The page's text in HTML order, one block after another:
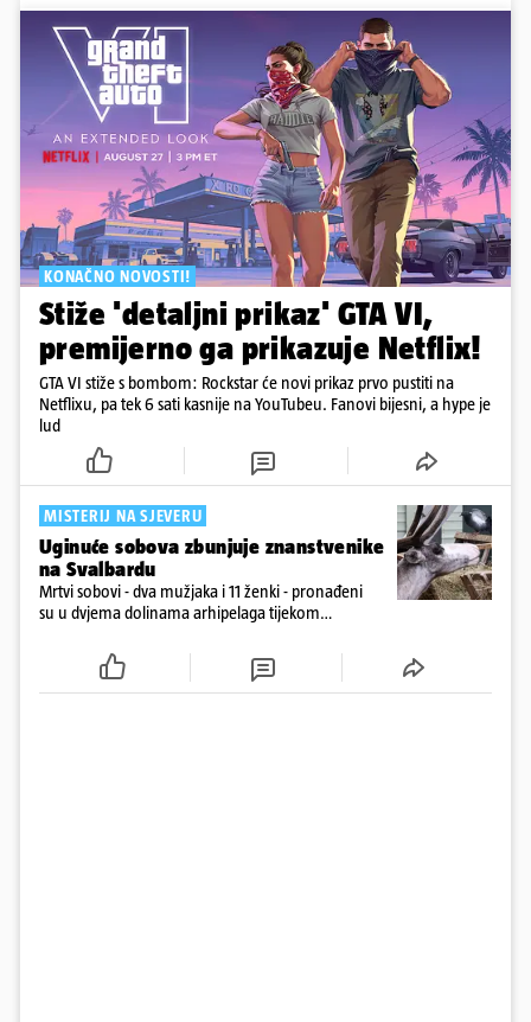
KONAČNO NOVOSTI!
Stiže 'detaljni prikaz' GTA VI,
premijerno ga prikazuje Netflix!
GTA VI stiže s bombom: Rockstar će novi prikaz prvo pustiti na
Netflixu, pa tek 6 sati kasnije na YouTubeu. Fanovi bijesni, a hype je
lud
MISTERIJ NA SJEVERU
Uginuće sobova zbunjuje znanstvenike
na Svalbardu
Mrtvi sobovi - dva mužjaka i 11 ženki - pronađeni
su u dvjema dolinama arhipelaga tijekom